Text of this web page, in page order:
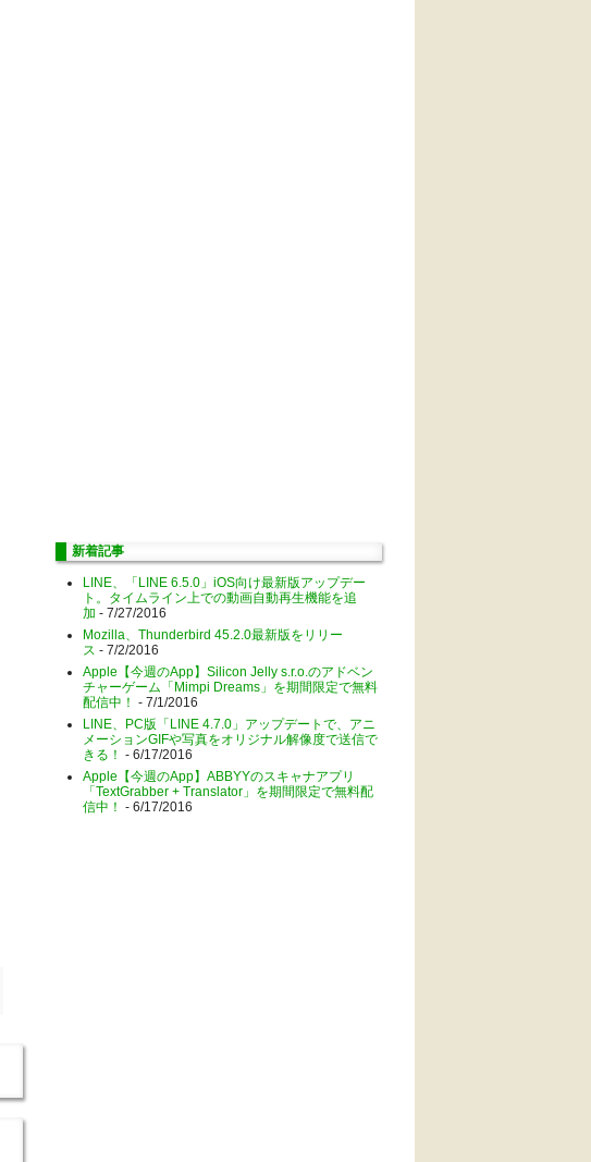
新着記事
LINE、「LINE 6.5.0」iOS向け最新版アップデー
ト。タイムライン上での動画自動再生機能を追
加 - 7/27/2016
Mozilla、Thunderbird 45.2.0最新版をリリー
ス - 7/2/2016
Apple【今週のApp】Silicon Jelly s.r.o.のアドベン
チャーゲーム「Mimpi Dreams」を期間限定で無料
配信中！ - 7/1/2016
LINE、PC版「LINE 4.7.0」アップデートで、アニ
メーションGIFや写真をオリジナル解像度で送信で
きる！ - 6/17/2016
Apple【今週のApp】ABBYYのスキャナアプリ
「TextGrabber + Translator」を期間限定で無料配
信中！ - 6/17/2016